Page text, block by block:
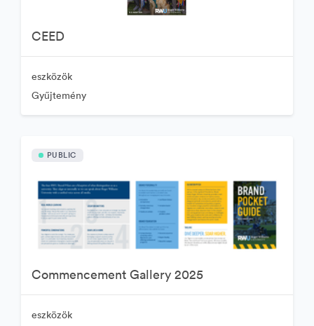
CEED
eszközök
Gyűjtemény
PUBLIC
Commencement Gallery 2025
eszközök